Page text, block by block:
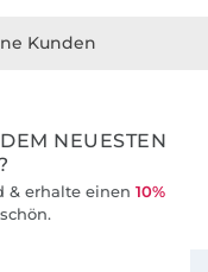
NEUESTEN
& erhalte einen 10%